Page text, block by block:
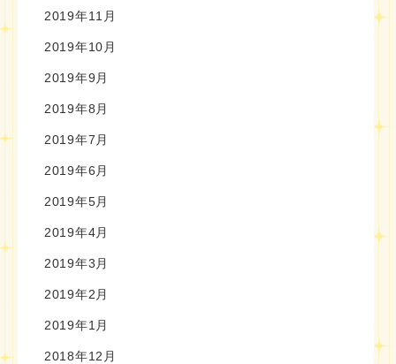
2019年11月
2019年10月
2019年9月
2019年8月
2019年7月
2019年6月
2019年5月
2019年4月
2019年3月
2019年2月
2019年1月
2018年12月